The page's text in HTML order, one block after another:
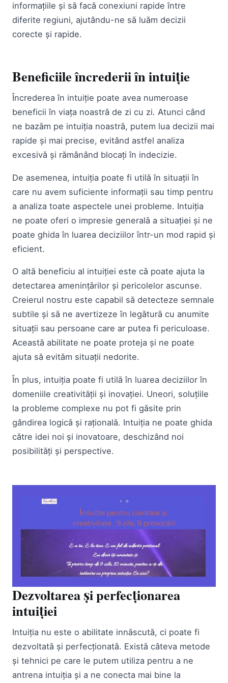
informațiile și să facă conexiuni rapide între
diferite regiuni, ajutându-ne să luăm decizii
corecte și rapide.
Beneficiile încrederii în intuiție
Încrederea în intuiție poate avea numeroase
beneficii în viața noastră de zi cu zi. Atunci când
ne bazăm pe intuiția noastră, putem lua decizii mai
rapide și mai precise, evitând astfel analiza
excesivă și rămânând blocați în indecizie.
De asemenea, intuiția poate fi utilă în situații în
care nu avem suficiente informații sau timp pentru
a analiza toate aspectele unei probleme. Intuiția
ne poate oferi o impresie generală a situației și ne
poate ghida în luarea deciziilor într-un mod rapid și
eficient.
O altă beneficiu al intuiției este că poate ajuta la
detectarea amenințărilor și pericolelor ascunse.
Creierul nostru este capabil să detecteze semnale
subtile și să ne avertizeze în legătură cu anumite
situații sau persoane care ar putea fi periculoase.
Această abilitate ne poate proteja și ne poate
ajuta să evităm situații nedorite.
În plus, intuiția poate fi utilă în luarea deciziilor în
domeniile creativității și inovației. Uneori, soluțiile
la probleme complexe nu pot fi găsite prin
gândirea logică și rațională. Intuiția ne poate ghida
către idei noi și inovatoare, deschizând noi
posibilități și perspective.
Dezvoltarea și perfecționarea
intuiției
Intuiția nu este o abilitate innăscută, ci poate fi
dezvoltată și perfecționată. Există câteva metode
și tehnici pe care le putem utiliza pentru a ne
antrena intuiția și a ne conecta mai bine la